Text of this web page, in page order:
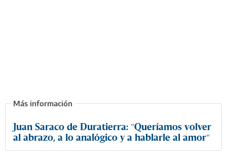
Juan Saraco de Duratierra: "Queríamos volver
al abrazo, a lo analógico y a hablarle al amor"